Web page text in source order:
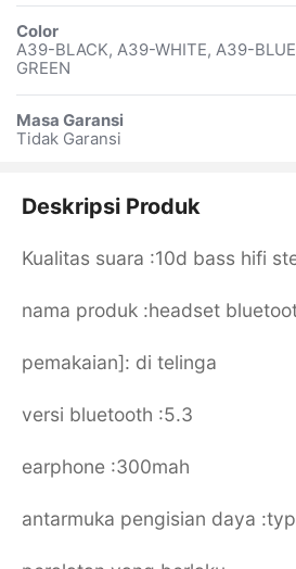
Color
A39-BLACK, A39-WHITE, A39-
GREEN
Masa Garansi
Tidak Garansi
Deskripsi Produk
Kualitas suara :10d bass hifi
nama produk :headset
pemakaian]: di telinga
versi bluetooth :5.3
earphone :300mah
antarmuka pengisian daya